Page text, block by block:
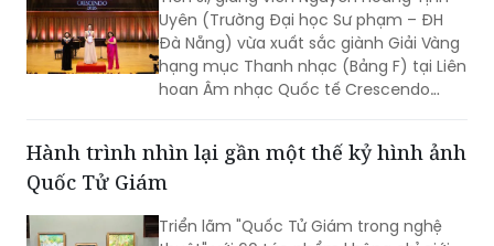
Liên hoan Âm nhạc Quốc tế Crescendo 2026
Tiến sĩ, giảng viên Nguyễn Hoàng Tịnh
Uyên (Trường Đại học Sư phạm – ĐH
hạng mục Thanh nhạc (Bảng F) tại Liên
hoan Âm nhạc Quốc tế Crescendo
2026. Thành tích tiếp tục khẳng định
dấu ấn của nữ tiến sĩ 9X trong lĩnh vực
biểu diễn, nghiên cứu và đào tạo âm
Hành trình nhìn lại gần một thế kỷ hình ảnh